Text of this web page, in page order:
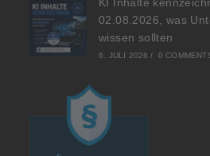
02.08.2026, was
wissen sollten
6. JULI 2026 / 0